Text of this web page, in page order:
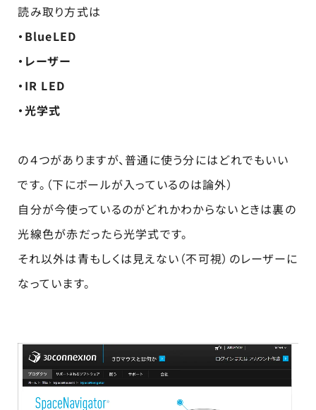
読み取り方式は
・BlueLED
・レーザー
・IR LED
・光学式
の４つがありますが、普通に使う分にはどれでもいい
です。（下にボールが入っているのは論外）
自分が今使っているのがどれかわからないときは裏の
光線色が赤だったら光学式です。
それ以外は青もしくは見えない（不可視）のレーザーに
なっています。